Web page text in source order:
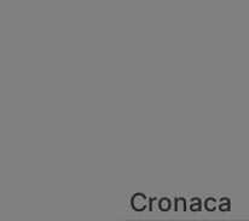
Cronaca